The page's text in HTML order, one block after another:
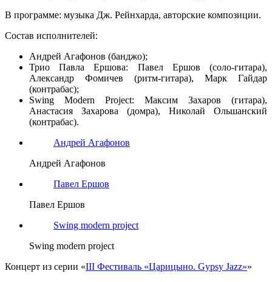
В программе: музыка Дж. Рейнхарда, авторские композиции.
Состав исполнителей:
Андрей Агафонов (банджо);
Трио Павла Ершова: Павел Ершов (соло-гитара),
Александр Фомичев (ритм-гитара), Марк Гайдар
(контрабас);
Swing Modern Project: Максим Захаров (гитара),
Анастасия Захарова (домра), Николай Ольшанский
(контрабас).
Андрей Агафонов
Андрей Агафонов
Павел Ершов
Павел Ершов
Swing modern project
Swing modern project
Концерт из серии «III Фестиваль «Царицыно. Gypsy Jazz»»